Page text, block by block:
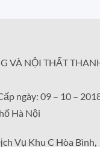
VÀ NỘI THẤT
ngày: 09 – 10 –
Hà Nội
Vụ Khu C Hòa Bình,